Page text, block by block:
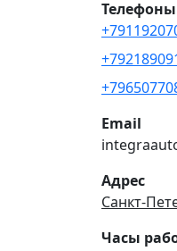
Телефоны
Email
Адрес
Санкт-
Часы